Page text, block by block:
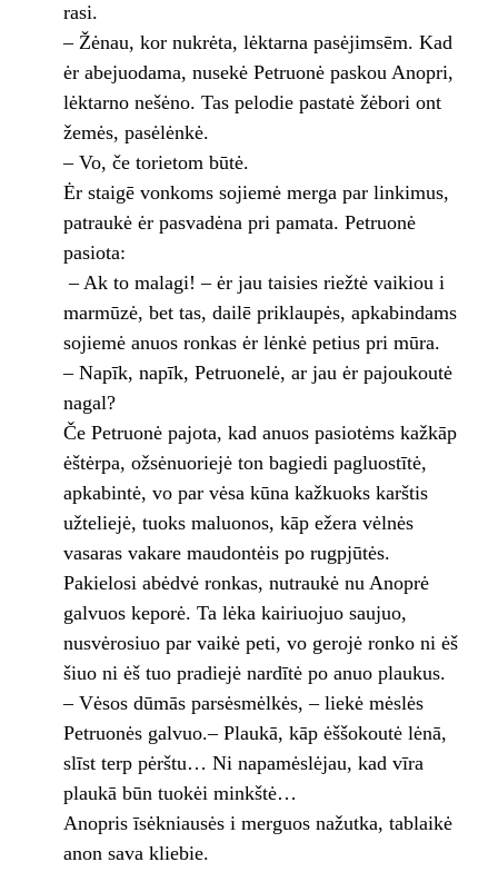
rasi.
– Žėnau, kor nukrėta, lėktarna pasėjimsēm. Kad
ėr abejuodama, nusekė Petruonė paskou Anopri,
lėktarno nešėno. Tas pelodie pastatė žėbori ont
žemės, pasėlėnkė.
– Vo, če torietom būtė.
Ėr staigē vonkoms sojiemė merga par linkimus,
patraukė ėr pasvadėna pri pamata. Petruonė
pasiota:
– Ak to malagi! – ėr jau taisies riežtė vaikiou i
marmūzė, bet tas, dailē priklaupės, apkabindams
sojiemė anuos ronkas ėr lėnkė petius pri mūra.
– Napīk, napīk, Petruonelė, ar jau ėr pajoukoutė
nagal?
Če Petruonė pajota, kad anuos pasiotėms kažkāp
ėštėrpa, ožsėnuoriejė ton bagiedi pagluostītė,
apkabintė, vo par vėsa kūna kažkuoks karštis
užteliejė, tuoks maluonos, kāp ežera vėlnės
vasaras vakare maudontėis po rugpjūtės.
Pakielosi abėdvė ronkas, nutraukė nu Anoprė
galvuos keporė. Ta lėka kairiuojuo saujuo,
nusvėrosiuo par vaikė peti, vo gerojė ronko ni ėš
šiuo ni ėš tuo pradiejė nardītė po anuo plaukus.
– Vėsos dūmās parsėsmėlkės, – liekė mėslės
Petruonės galvuo.– Plaukā, kāp ėššokoutė lėnā,
slīst terp pėrštu… Ni napamėslėjau, kad vīra
plaukā būn tuokėi minkštė…
Anopris īsėkniausės i merguos nažutka, tablaikė
anon sava kliebie.